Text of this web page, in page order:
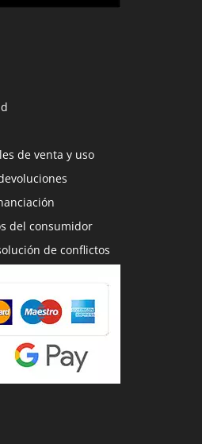
de venta y uso
del consumidor
de conflictos